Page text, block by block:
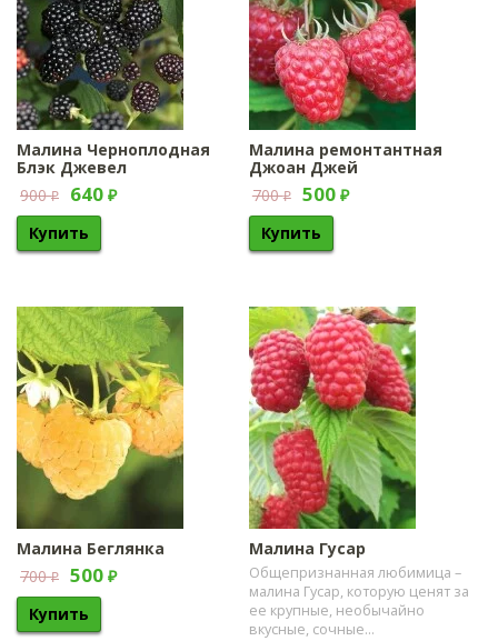
Малина Черноплодная
Блэк Джевел
900₽ 640 ₽
Малина ремонтантная
Джоан Джей
700₽ 500 ₽
Малина Беглянка
700₽ 500 ₽
Малина Гусар
Общепризнанная любимица –
малина Гусар, которую ценят за
ее крупные, необычайно
вкусные, сочные...